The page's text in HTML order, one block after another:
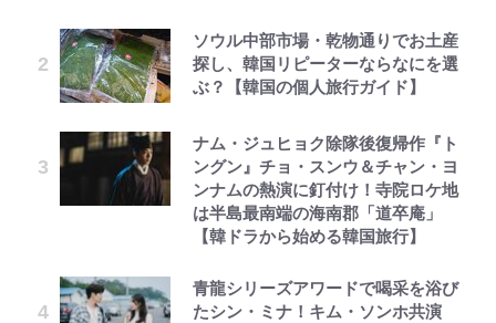
ソウル中部市場・乾物通りでお土産
探し、韓国リピーターならなにを選
ぶ？【韓国の個人旅行ガイド】
ナム・ジュヒョク除隊後復帰作『ト
ングン』チョ・スンウ＆チャン・ヨ
ンナムの熱演に釘付け！寺院ロケ地
は半島最南端の海南郡「道卒庵」
【韓ドラから始める韓国旅行】
青龍シリーズアワードで喝采を浴び
たシン・ミナ！キム・ソンホ共演